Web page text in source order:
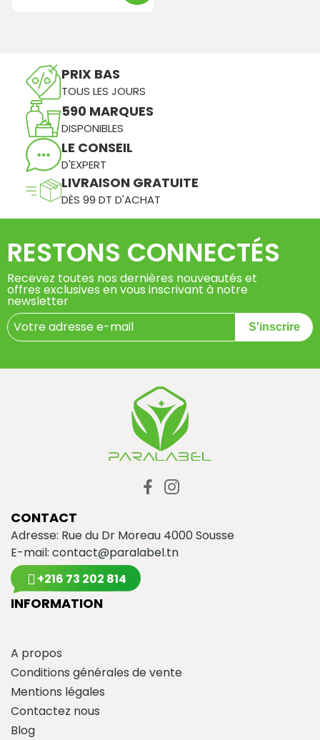
PRIX BAS
TOUS LES JOURS
590 MARQUES
DISPONIBLES
LE CONSEIL
D'EXPERT
LIVRAISON GRATUITE
DÈS 99 DT D'ACHAT
RESTONS CONNECTÉS
Recevez toutes nos dernières nouveautés et
offres exclusives en vous inscrivant à notre
newsletter
S'inscrire
CONTACT
Adresse: Rue du Dr Moreau 4000 Sousse
E-mail: contact@paralabel.tn
+216 73 202 814
INFORMATION
A propos
Conditions générales de vente
Mentions légales
Contactez nous
Blog